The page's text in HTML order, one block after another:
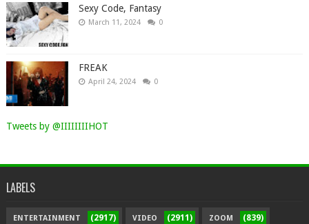
Sexy Code, Fantasy
March 11, 2024 0
FREAK
April 24, 2024 0
Tweets by @IIIIIIIIHOT
LABELS
ENTERTAINMENT (2917) VIDEO (2911) ZOOM (839)